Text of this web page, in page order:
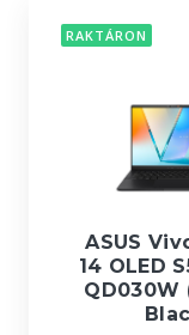
RAKTÁRON
ASUS
14 OLED
QD030W